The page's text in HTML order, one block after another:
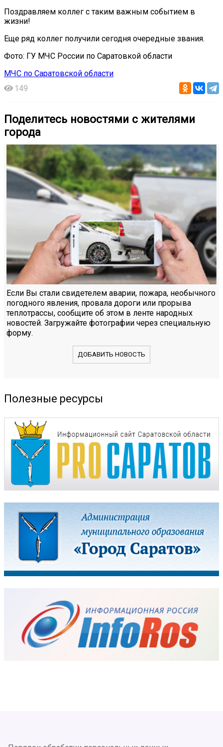
Поздравляем коллег с таким важным событием в
жизни!
Еще ряд коллег получили сегодня очередные звания.
Фото: ГУ МЧС России по Саратовкой области
МЧС по Саратовской области
149
Поделитесь новостями с жителями
города
Если Вы стали свидетелем аварии, пожара, необычного
погодного явления, провала дороги или прорыва
теплотрассы, сообщите об этом в ленте народных
новостей. Загружайте фотографии через специальную
форму.
ДОБАВИТЬ НОВОСТЬ
Полезные ресурсы